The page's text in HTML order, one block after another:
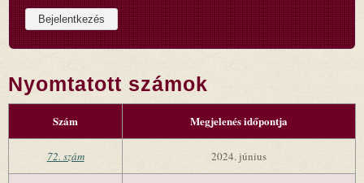
Nyomtatott számok
Szám Megjelenés időpontja
72. szám 2024. június